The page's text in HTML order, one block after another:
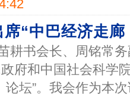
“中巴经济走
耕书会长、周铭常
府和中国社会科学
论坛”。我会作为本